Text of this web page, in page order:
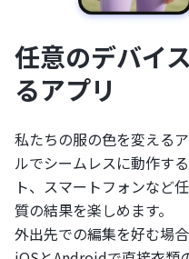
任意のデバイ
るアプリ
私たちの服の色を変える
ルでシームレスに動作す
ト、スマートフォンなど
質の結果を楽しめます。
外出先での編集を好む場